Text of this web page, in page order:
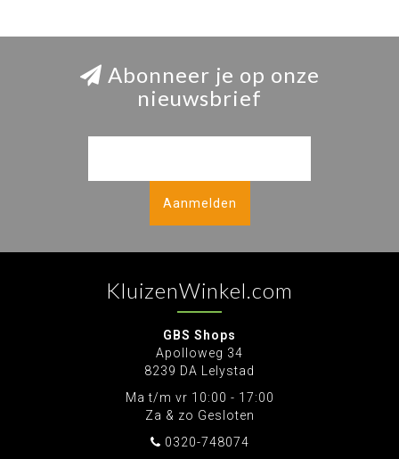
Abonneer je op onze
nieuwsbrief
Aanmelden
KluizenWinkel.com
GBS Shops
Apolloweg 34
8239 DA Lelystad
Ma t/m vr 10:00 - 17:00
Za & zo Gesloten
0320-748074